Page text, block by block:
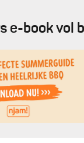
e-book vol